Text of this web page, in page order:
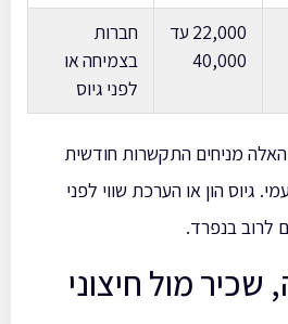
22,000 עד
40,000
חברות
בצמיחה או
לפני גיוס
מניחים התקשרות חודשית
גיוס הון או הערכת שווי לפני
לרוב בנפרד.
מול חיצוני